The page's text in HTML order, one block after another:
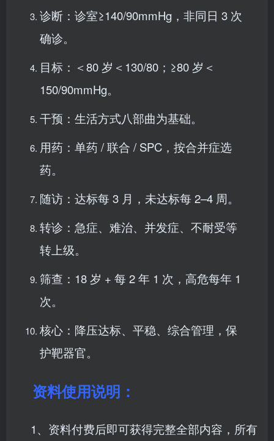
诊断：诊室≥140/90mmHg，非同日 3 次
确诊。
目标：＜80 岁＜130/80；≥80 岁＜
150/90mmHg。
干预：生活方式八部曲为基础。
用药：单药 / 联合 / SPC，按合并症选
药。
随访：达标每 3 月，未达标每 2–4 周。
转诊：急症、难治、并发症、不耐受等
转上级。
筛查：18 岁 + 每 2 年 1 次，高危每年 1
次。
核心：降压达标、平稳、综合管理，保
护靶器官。
资料使用说明：
1、资料付费后即可获得完整全部内容，所有